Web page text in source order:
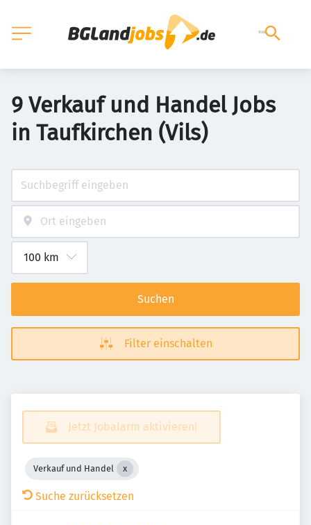
9 Verkauf und Handel Jobs
in Taufkirchen (Vils)
Suchen
Filter einschalten
Jetzt Jobalarm aktivieren!
Verkauf und Handel
Suche zurücksetzen